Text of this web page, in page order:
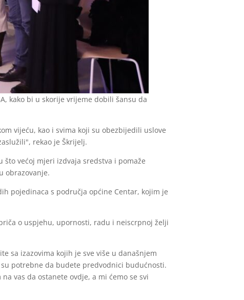
kako bi u skorije vrijeme dobili šansu da
vijeću, kao i svima koji su obezbijedili uslove
rekao je Škrijelj.
većoj mjeri izdvaja sredstva i pomaže
obrazovanje.
pojedinaca s područja općine Centar, kojim je
o uspjehu, upornosti, radu i neiscrpnoj želji
sa izazovima kojih je sve više u današnjem
potrebne da budete predvodnici budućnosti.
vas da ostanete ovdje, a mi ćemo se svi